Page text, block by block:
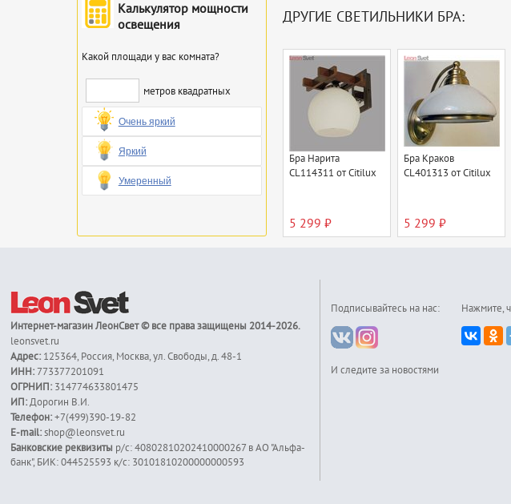
Калькулятор мощности
освещения
Какой площади у вас комната?
метров квадратных
Очень яркий
Яркий
Умеренный
ДРУГИЕ СВЕТИЛЬНИКИ БРА:
Бра Нарита
CL114311 от Citilux
5 299 ₽
Бра Краков
CL401313 от Citilux
5 299 ₽
Интернет-магазинЛеонСвет© все права защищены 2014-2026.
leonsvet.ru
Адрес: 125364, Россия, Москва,ул. Свободы, д. 48-1
ИНН:773377201091
ОГРНИП: 314774633801475
ИП:Дорогин В.И.
Телефон: +7(499)390-19-82
E-mail: shop@leonsvet.ru
Банковские реквизиты р/с: 40802810202410000267 в АО "Альфа-
банк", БИК: 044525593 к/c: 30101810200000000593
Подписывайтесь на нас:
И следите за новостями
Нажмите,